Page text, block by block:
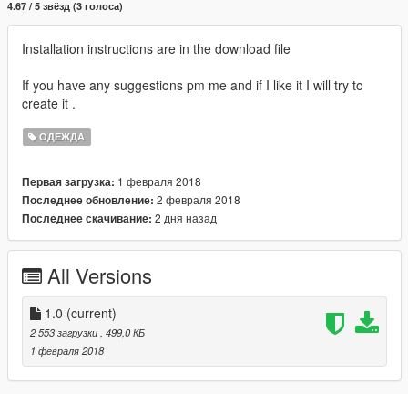
4.67 / 5 звёзд (3 голоса)
Installation instructions are in the download file
If you have any suggestions pm me and if I like it I will try to
create it .
ОДЕЖДА
Первая загрузка: 1 февраля 2018
Последнее обновление: 2 февраля 2018
Последнее скачивание: 2 дня назад
All Versions
1.0 (current)
2 553 загрузки , 499,0 КБ
1 февраля 2018